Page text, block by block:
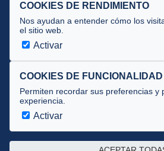
Documentos
Cursos
Circulares oficiales
Convocatorias y Equipaciones
Av. José Atarés 101, semisótano. 50018
COOKIES DE RENDIMIENTO
Nos ayudan a entender cómo los
el sitio web.
Activar
COOKIES DE FUNCIONALIDAD
Permiten recordar sus preferencias y
experiencia.
Activar